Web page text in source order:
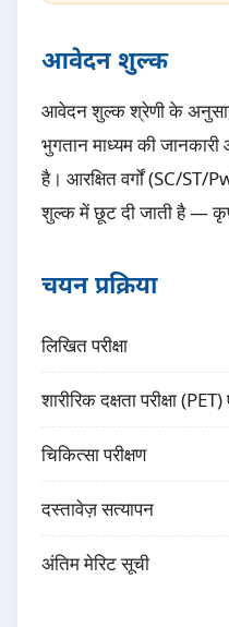
आवेदन शुल्क
आवेदन शुल्क श्रेणी के
भुगतान माध्यम की
है। आरक्षित वर्गों (SC/ST/
शुल्क में छूट दी जाती है —
चयन प्रक्रिया
लिखित परीक्षा
शारीरिक दक्षता परीक्षा
चिकित्सा परीक्षण
दस्तावेज़ सत्यापन
अंतिम मेरिट सूची